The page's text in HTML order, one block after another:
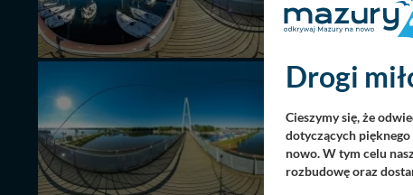
Drogi
Cieszymy się, że
dotyczących
nowo. W tym celu
rozbudowę oraz